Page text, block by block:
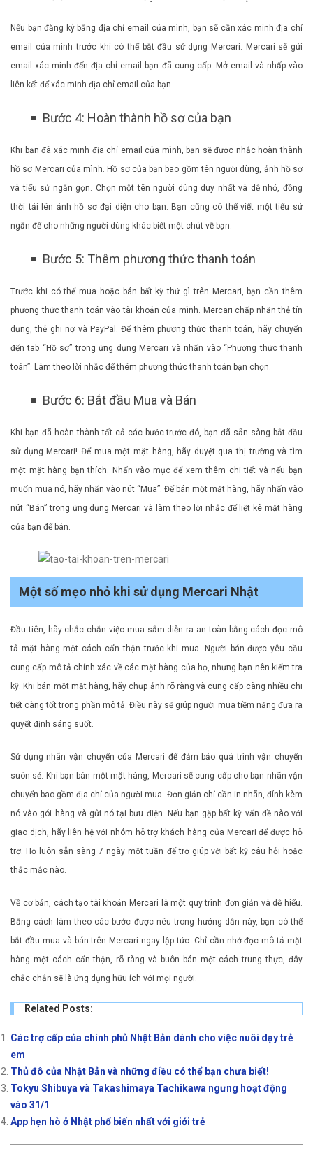
Nếu bạn đăng ký bằng địa chỉ email của mình, bạn sẽ cần xác minh địa chỉ
email của mình trước khi có thể bắt đầu sử dụng Mercari. Mercari sẽ gửi
email xác minh đến địa chỉ email bạn đã cung cấp. Mở email và nhấp vào
liên kết để xác minh địa chỉ email của bạn.
Bước 4: Hoàn thành hồ sơ của bạn
Khi bạn đã xác minh địa chỉ email của mình, bạn sẽ được nhắc hoàn thành
hồ sơ Mercari của mình. Hồ sơ của bạn bao gồm tên người dùng, ảnh hồ sơ
và tiểu sử ngắn gọn. Chọn một tên người dùng duy nhất và dễ nhớ, đồng
thời tải lên ảnh hồ sơ đại diện cho bạn. Bạn cũng có thể viết một tiểu sử
ngắn để cho những người dùng khác biết một chút về bạn.
Bước 5: Thêm phương thức thanh toán
Trước khi có thể mua hoặc bán bất kỳ thứ gì trên Mercari, bạn cần thêm
phương thức thanh toán vào tài khoản của mình. Mercari chấp nhận thẻ tín
dụng, thẻ ghi nợ và PayPal. Để thêm phương thức thanh toán, hãy chuyển
đến tab “Hồ sơ” trong ứng dụng Mercari và nhấn vào “Phương thức thanh
toán”. Làm theo lời nhắc để thêm phương thức thanh toán bạn chọn.
Bước 6: Bắt đầu Mua và Bán
Khi bạn đã hoàn thành tất cả các bước trước đó, bạn đã sẵn sàng bắt đầu
sử dụng Mercari! Để mua một mặt hàng, hãy duyệt qua thị trường và tìm
một mặt hàng bạn thích. Nhấn vào mục để xem thêm chi tiết và nếu bạn
muốn mua nó, hãy nhấn vào nút “Mua”. Để bán một mặt hàng, hãy nhấn vào
nút “Bán” trong ứng dụng Mercari và làm theo lời nhắc để liệt kê mặt hàng
của bạn để bán.
Một số mẹo nhỏ khi sử dụng Mercari Nhật
Đầu tiên, hãy chắc chắn việc mua sắm diễn ra an toàn bằng cách đọc mô
tả mặt hàng một cách cẩn thận trước khi mua. Người bán được yêu cầu
cung cấp mô tả chính xác về các mặt hàng của họ, nhưng bạn nên kiểm tra
kỹ. Khi bán một mặt hàng, hãy chụp ảnh rõ ràng và cung cấp càng nhiều chi
tiết càng tốt trong phần mô tả. Điều này sẽ giúp người mua tiềm năng đưa ra
quyết định sáng suốt.
Sử dụng nhãn vận chuyển của Mercari để đảm bảo quá trình vận chuyển
suôn sẻ. Khi bạn bán một mặt hàng, Mercari sẽ cung cấp cho bạn nhãn vận
chuyển bao gồm địa chỉ của người mua. Đơn giản chỉ cần in nhãn, đính kèm
nó vào gói hàng và gửi nó tại bưu điện. Nếu bạn gặp bất kỳ vấn đề nào với
giao dịch, hãy liên hệ với nhóm hỗ trợ khách hàng của Mercari để được hỗ
trợ. Họ luôn sẵn sàng 7 ngày một tuần để trợ giúp với bất kỳ câu hỏi hoặc
thắc mắc nào.
Về cơ bản, cách tạo tài khoản Mercari là một quy trình đơn giản và dễ hiểu.
Bằng cách làm theo các bước được nêu trong hướng dẫn này, bạn có thể
bắt đầu mua và bán trên Mercari ngay lập tức. Chỉ cần nhớ đọc mô tả mặt
hàng một cách cẩn thận, rõ ràng và buôn bán một cách trung thực, đây
chắc chắn sẽ là ứng dụng hữu ích với mọi người.
Related Posts:
Các trợ cấp của chính phủ Nhật Bản dành cho việc nuôi dạy trẻ
em
Thủ đô của Nhật Bản và những điều có thể bạn chưa biết!
Tokyu Shibuya và Takashimaya Tachikawa ngưng hoạt động
vào 31/1
App hẹn hò ở Nhật phổ biến nhất với giới trẻ